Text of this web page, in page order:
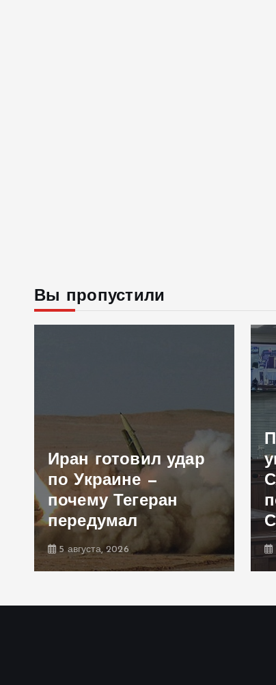
Вы пропустили
Иран готовил удар
по Украине —
почему Тегеран
передумал
5 августа, 2026